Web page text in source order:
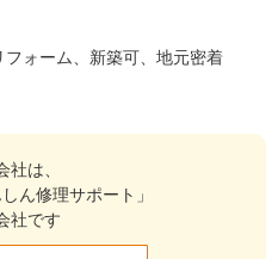
行き届いており、安心して工事
工事中には会長さん自ら現場に
績を積み重ねてきた企業とし
まで時間をかけて丁寧な検査を
ついてもしっかり確認していた
と満足感を得ることができまし
ォーム、新築可、地元密着
社は、
ん修理サポート」
社です